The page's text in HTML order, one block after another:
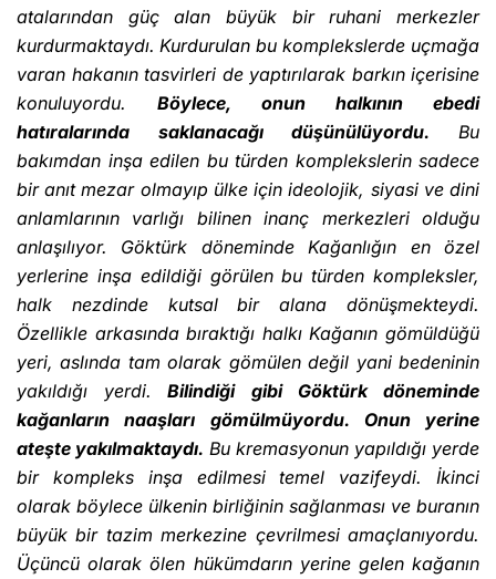
atalarından güç alan büyük bir ruhani merkezler
kurdurmaktaydı. Kurdurulan bu komplekslerde uçmağa
varan hakanın tasvirleri de yaptırılarak barkın içerisine
konuluyordu. Böylece, onun halkının ebedi
hatıralarında saklanacağı düşünülüyordu.
Bu
bakımdan inşa edilen bu türden komplekslerin sadece
bir anıt mezar olmayıp ülke için ideolojik, siyasi ve dini
anlamlarının varlığı bilinen inanç merkezleri olduğu
anlaşılıyor. Göktürk döneminde Kağanlığın en özel
yerlerine inşa edildiği görülen bu türden kompleksler,
halk nezdinde kutsal bir alana dönüşmekteydi.
Özellikle arkasında bıraktığı halkı Kağanın gömüldüğü
yeri, aslında tam olarak gömülen değil yani bedeninin
yakıldığı yerdi.
Bilindiği gibi Göktürk döneminde
kağanların naaşları gömülmüyordu. Onun yerine
ateşte yakılmaktaydı. Bu kremasyonun yapıldığı yerde
bir kompleks inşa edilmesi temel vazifeydi. İkinci
olarak böylece ülkenin birliğinin sağlanması ve buranın
büyük bir tazim merkezine çevrilmesi amaçlanıyordu.
Üçüncü olarak ölen hükümdarın yerine gelen kağanın